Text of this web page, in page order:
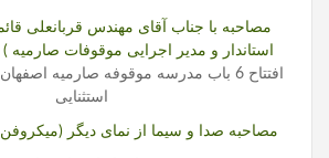
مصاحبه با جناب آقای مهندس قربانعلی
استاندار و مدیر اجرایی موقوفات صارمیه )
افتتاح 6 باب مدرسه موقوفه صارمیه
استثنایی
مصاحبه صدا و سیما از نمای دیگر